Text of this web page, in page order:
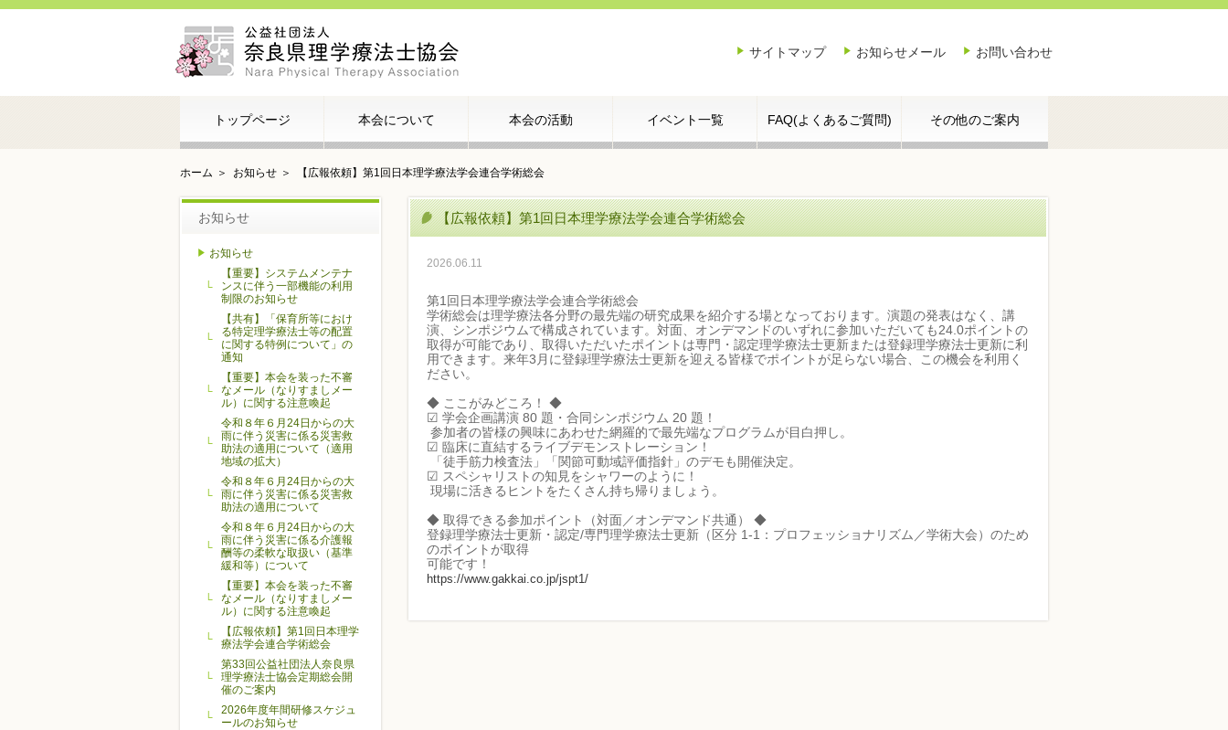
お問い合わせ
お知らせメール
サイトマップ
トップページ 本会について 本会の活動 イベント一覧 FAQ(よくあるご質問) その他のご案内
ホーム お知らせ 【広報依頼】第1回日本理学療法学会連合学術総会
【広報依頼】第1回日本理学療法学会連合学術総会
2026.06.11
第1回日本理学療法学会連合学術総会
学術総会は理学療法各分野の最先端の研究成果を紹介する場となっております。演題の発表はなく、講
演、シンポジウムで構成されています。対面、オンデマンドのいずれに参加いただいても24.0ポイントの
取得が可能であり、取得いただいたポイントは専門・認定理学療法士更新または登録理学療法士更新に利
用できます。来年3月に登録理学療法士更新を迎える皆様でポイントが足らない場合、この機会を利用く
ださい。
◆ ここがみどころ！ ◆
☑ 学会企画講演 80 題・合同シンポジウム 20 題！
参加者の皆様の興味にあわせた網羅的で最先端なプログラムが目白押し。
☑ 臨床に直結するライブデモンストレーション！
「徒手筋力検査法」「関節可動域評価指針」のデモも開催決定。
☑ スペシャリストの知見をシャワーのように！
現場に活きるヒントをたくさん持ち帰りましょう。
◆ 取得できる参加ポイント（対面／オンデマンド共通） ◆
登録理学療法士更新・認定/専門理学療法士更新（区分 1-1：プロフェッショナリズム／学術大会）のため
のポイントが取得
可能です！
https://www.gakkai.co.jp/jspt1/
お知らせ
お知らせ
【重要】システムメンテナ
ンスに伴う一部機能の利用
制限のお知らせ
【共有】「保育所等におけ
る特定理学療法士等の配置
に関する特例について」の
通知
【重要】本会を装った不審
なメール（なりすましメー
ル）に関する注意喚起
令和８年６月24日からの大
雨に伴う災害に係る災害救
助法の適用について（適用
地域の拡大）
令和８年６月24日からの大
雨に伴う災害に係る災害救
助法の適用について
令和８年６月24日からの大
雨に伴う災害に係る介護報
酬等の柔軟な取扱い（基準
緩和等）について
【重要】本会を装った不審
なメール（なりすましメー
ル）に関する注意喚起
【広報依頼】第1回日本理学
療法学会連合学術総会
第33回公益社団法人奈良県
理学療法士協会定期総会開
催のご案内
2026年度年間研修スケジュ
ールのお知らせ